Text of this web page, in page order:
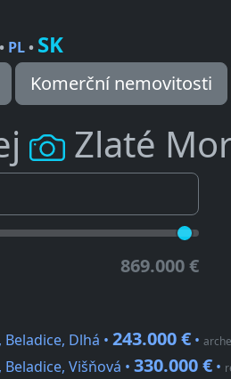
• PL• SK
Komerční nemovitosti
Zlaté
869.000 €
Dlhá • 243.000 € •
Višňová • 330.000 € •